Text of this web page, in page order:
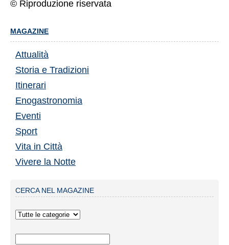
© Riproduzione riservata
MAGAZINE
Attualità
Storia e Tradizioni
Itinerari
Enogastronomia
Eventi
Sport
Vita in Città
Vivere la Notte
CERCA NEL MAGAZINE